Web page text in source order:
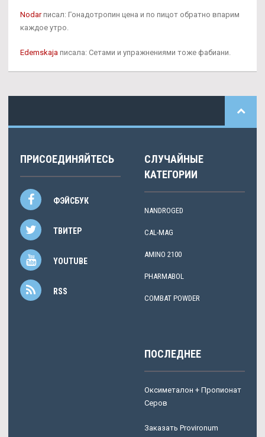
Nodarписал: Гонадотропин цена и по пицот обратно впарим
каждое утро.
Edemskaja писала: Сетами и упражнениями тоже фабиани.
ПРИСОЕДИНЯЙТЕСЬ
ФЭЙСБУК
ТВИТЕР
YOUTUBE
RSS
СЛУЧАЙНЫЕ
КАТЕГОРИИ
NANDROGED
CAL-MAG
AMINO 2100
PHARMABOL
COMBAT POWDER
ПОСЛЕДНЕЕ
Оксиметалон + Пропионат
Серов
Заказать Provironum